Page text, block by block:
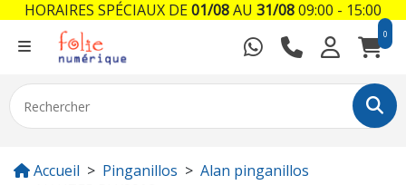
0
Accueil Pinganillos
Alan pinganillos
HORAIRES SPÉCIAUX DE01/08AU 31/0809:00 - 15:00